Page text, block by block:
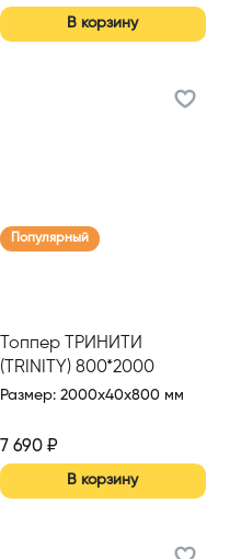
В корзину
Популярный
Топпер ТРИНИТИ
(TRINITY) 800*2000
Размер: 2000x40x800 мм
7 690₽
В корзину